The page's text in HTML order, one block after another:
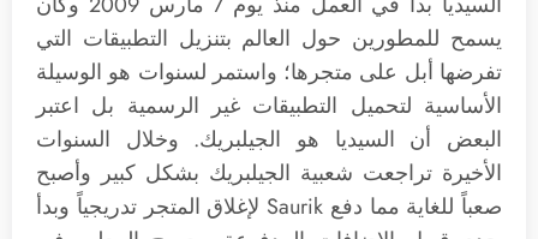
يسمح للمطورين حول العالم بتنزيل التطبيقات التي
تفرضها أبل على متجرها؛ واستمر لسنوات هو الوسيلة
الأساسية لتحميل التطبيقات غير الرسمية بل اعتبر
البعض أن السيديا هو الجيلبريك. وخلال السنوات
الأخيرة تراجعت شعبية الجيلبريك بشكل كبير وأصبح
صعباً للغاية مما دفع Saurik لإغلاق المتجر تدريجياً وبدأ